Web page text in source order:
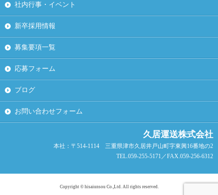
社内行事・イベント
新卒採用情報
募集要項一覧
応募フォーム
ブログ
お問い合わせフォーム
久居運送株式会社
本社：〒514-1114 三重県津市久居井戸山町字東興16番地の2
TEL.059-255-5171／FAX.059-256-6312
Copyright © hisaiunsou Co.,Ltd. All rights reserved.